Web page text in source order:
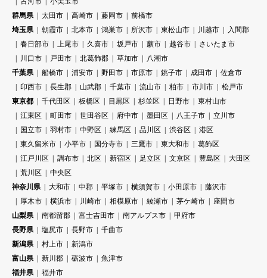
群馬県
太田市 高崎市 藤岡市
前橋市
埼玉県
朝霞市 北本市 鴻巣市 所沢市 東松山市 川越市
入間郡
春日部市
上尾市 久喜市 坂戸市 蕨市 越谷市
さいたま市
川口市
戸田市 北葛飾郡 草加市
八潮市
千葉県
船橋市 浦安市 野田市 市原市 銚子市 成田市
佐倉市
印西市
長生郡 山武郡 千葉市 流山市 柏市 市川市
松戸市
東京都
千代田区 板橋区 目黒区 杉並区 日野市
東村山市
江東区
町田市 世田谷区 府中市 墨田区 八王子市
立川市
国立市
羽村市 中野区 練馬区 品川区 渋谷区
港区
東久留米市
小平市 国分寺市 三鷹市 東大和市
葛飾区
江戸川区
調布市 北区 新宿区 足立区 文京区 豊島区
大田区
荒川区
中央区
神奈川県
大和市 中郡 平塚市 横須賀市 小田原市
藤沢市
厚木市
横浜市 川崎市 相模原市 綾瀬市 茅ケ崎市
座間市
山梨県
南都留郡 富士吉田市 南アルプス市
甲府市
長野県
塩尻市 長野市
千曲市
新潟県
村上市
新潟市
富山県
新川郡 砺波市
魚津市
福井県
福井市